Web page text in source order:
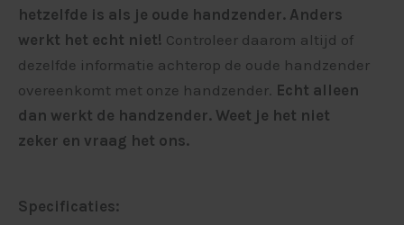
hetzelfde is als je oude handzender. Anders
werkt het echt niet! Controleer daarom altijd of
dezelfde informatie achterop de oude handzender
overeenkomt met onze handzender. Echt alleen
dan werkt de handzender. Weet je het niet
zeker en vraag het ons.
Specificaties: